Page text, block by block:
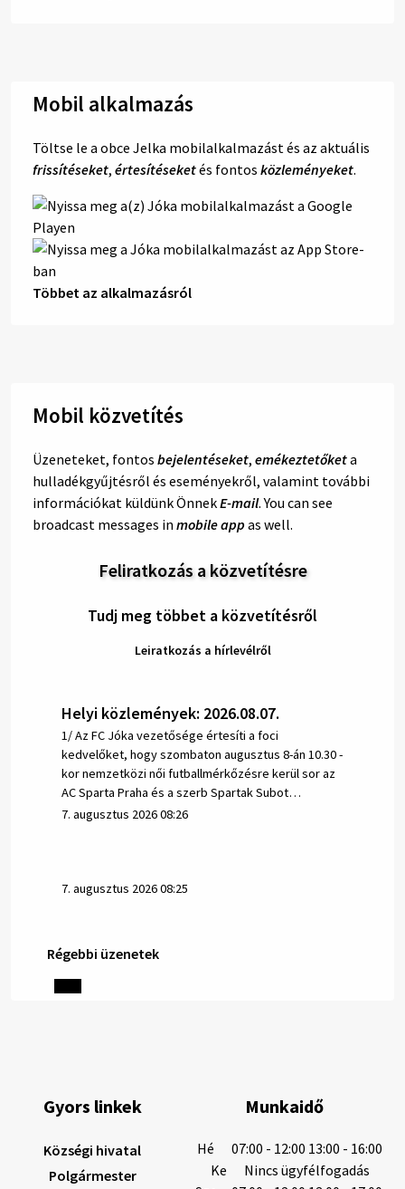
Mobil alkalmazás
Töltse le a obce Jelka mobilalkalmazást és az aktuális
frissítéseket, értesítéseketés fontos közleményeket.
Többet az alkalmazásról
Mobil közvetítés
Üzeneteket, fontos bejelentéseket, emékeztetőketa
hulladékgyűjtésről és eseményekről, valamint további
információkat küldünk ÖnnekE-mail. You can see
broadcast messages in mobile app as well.
Feliratkozás a közvetítésre
Tudj meg többet a közvetítésről
Leiratkozás a hírlevélről
Helyi közlemények: 2026.08.07.
1/ Az FC Jóka vezetősége értesíti a foci
kedvelőket, hogy szombaton augusztus 8-án 10.30 -
kor nemzetközi női futballmérkőzésre kerül sor az
AC Sparta Praha és a szerb Spartak Subot…
7. augusztus 2026 08:26
7. augusztus 2026 08:25
Helyi közlemények: 2026.08.06.
1/ AZ IVÓVÍZ NEM MAGÁTÓL ÉRTETŐDŐ. A tartós
Régebbi üzenetek
Gyors linkek
Községi hivatal
Polgármester
Munkaidő
Hé
07:00 - 12:00 13:00 - 16:00
Ke
Nincs ügyfélfogadás